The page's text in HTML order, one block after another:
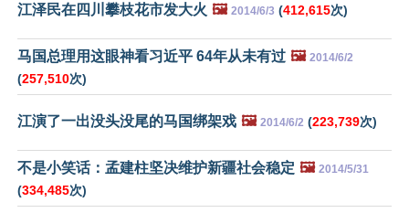
江泽民在四川攀枝花市发大火 🖼️ 2014/6/3 (412,615次)
马国总理用这眼神看习近平 64年从未有过 🖼️ 2014/6/2
(257,510次)
江演了一出没头没尾的马国绑架戏 🖼️ 2014/6/2 (223,739次)
不是小笑话：孟建柱坚决维护新疆社会稳定 🖼️ 2014/5/31
(334,485次)